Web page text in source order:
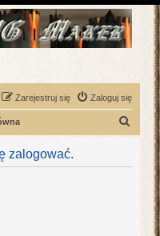
Zaloguj się
Zarejestruj się
zalogować.